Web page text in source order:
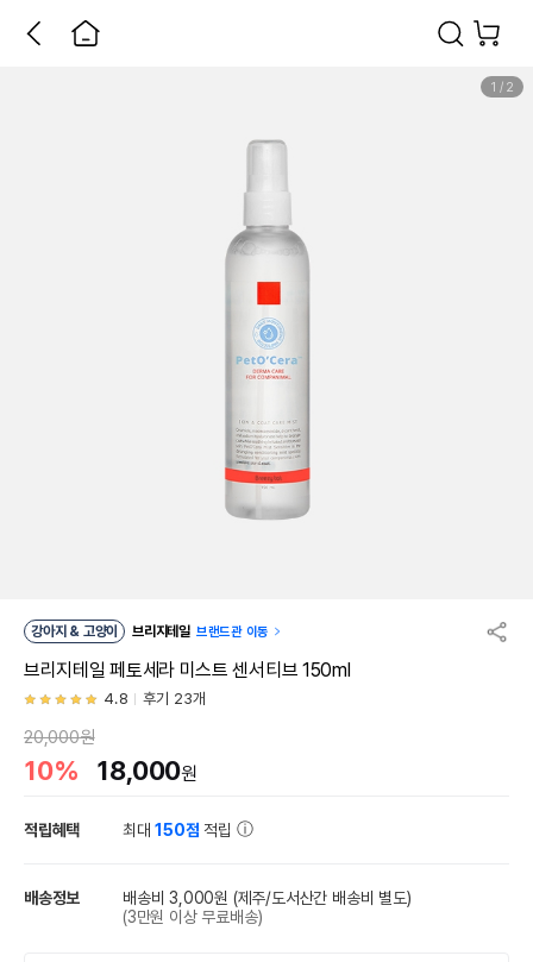
1 / 2
강아지 & 고양이 브리지테일 브랜드관 이동
브리지테일 페토세라 미스트 센서티브 150ml
4.8 후기 23개
20,000원
10% 18,000원
적립혜택 최대150점 적립
배송정보 배송비 3,000원 (제주/도서산간 배송비 별도)
(3만원 이상 무료배송)